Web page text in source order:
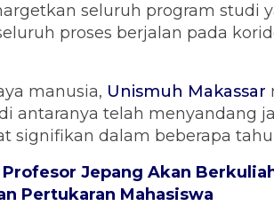
seluruh program studi
proses berjalan pada
manusia, Unismuh Makassar
antaranya telah menyandang
signifikan dalam beberapa
Profesor Jepang Akan
Pertukaran Mahasiswa